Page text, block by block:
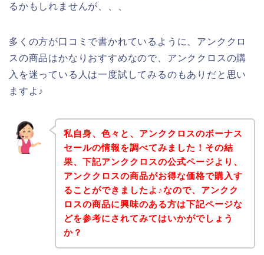
るかもしれませんが、、、
多くの方が口コミで書かれているように、アンククロ
スの商品はかなりおすすめなので、アンククロスの購
入を迷っている人は一度試してみるのもありだと思い
ますよ♪
私自身、色々と、アンククロスのボーナス
セールの情報を調べてみました！その結
果、下記アンククロスの公式ページより、
アンククロスの商品がお得な価格で購入す
ることができましたよ♪なので、アンクク
ロスの商品に興味のある方は下記ページな
どを参考にされてみてはいかがでしょう
か？